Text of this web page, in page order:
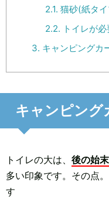
2.1. 猫砂(紙タ
2.2. トイレが
3. キャンピングカ
キャンピング
トイレの大は、 後の始
多い印象です。その点
す